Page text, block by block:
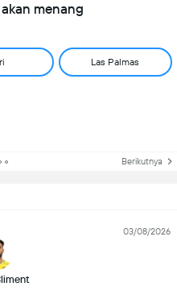
menang
Las Palmas
Berikutnya
03/08/2026